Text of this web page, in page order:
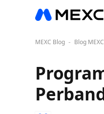
MEXC Blog - Blog MEXC